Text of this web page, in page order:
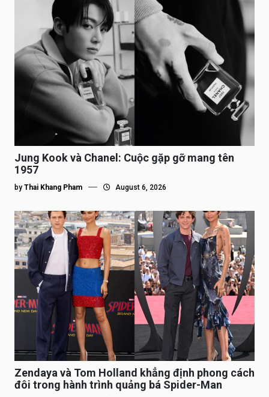
Jung Kook và Chanel: Cuộc gặp gỡ mang tên
1957
by Thai Khang Pham August 6, 2026
Zendaya và Tom Holland khẳng định phong cách
đôi trong hành trình quảng bá Spider-Man